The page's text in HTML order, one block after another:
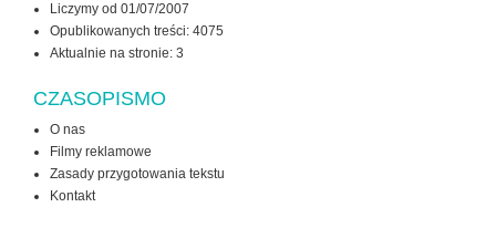
Liczymy od 01/07/2007
Opublikowanych treści: 4075
Aktualnie na stronie: 3
CZASOPISMO
O nas
Filmy reklamowe
Zasady przygotowania tekstu
Kontakt